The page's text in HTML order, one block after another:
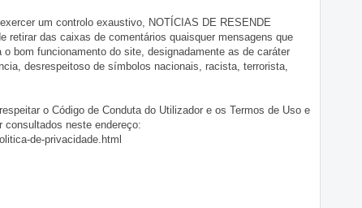
um controlo exaustivo, NOTÍCIAS DE RESENDE
retirar das caixas de comentários quaisquer mensagens que
bom funcionamento do site, designadamente as de caráter
desrespeitoso de símbolos nacionais, racista, terrorista,
o Código de Conduta do Utilizador e os Termos de Uso e
consultados neste endereço:
de-privacidade.html